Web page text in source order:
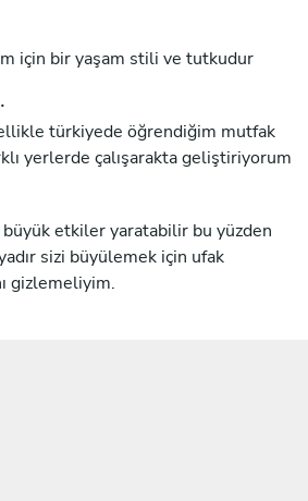
için bir yaşam stili ve tutkudur
türkiyede öğrendiğim mutfak
yerlerde çalışarakta geliştiriyorum
etkiler yaratabilir bu yüzden
sizi büyülemek için ufak
gizlemeliyim.